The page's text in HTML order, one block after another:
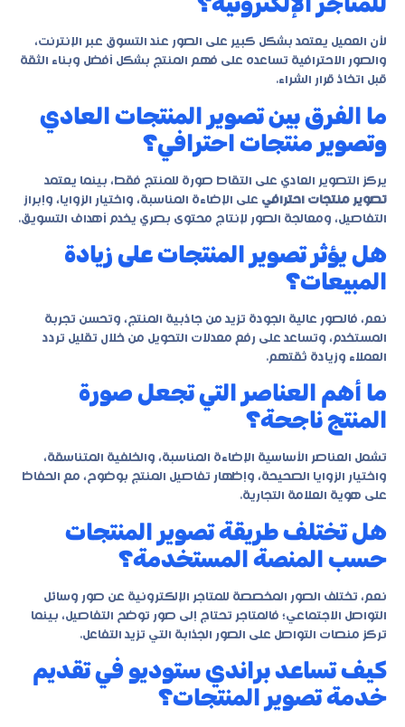
لأن العميل يعتمد بشكل كبير على الصور عند التسوق عبر الإنترنت،
والصور الاحترافية تساعده على فهم المنتج بشكل أفضل وبناء الثقة
قبل اتخاذ قرار الشراء.
ما الفرق بين تصوير المنتجات العادي
وتصوير منتجات احترافي؟
يركز التصوير العادي على التقاط صورة للمنتج فقط، بينما يعتمد
تصوير منتجات احترافي على الإضاءة المناسبة، واختيار الزوايا، وإبراز
التفاصيل، ومعالجة الصور لإنتاج محتوى بصري يخدم أهداف التسويق.
هل يؤثر تصوير المنتجات على زيادة
المبيعات؟
نعم، فالصور عالية الجودة تزيد من جاذبية المنتج، وتحسن تجربة
المستخدم، وتساعد على رفع معدلات التحويل من خلال تقليل تردد
العملاء وزيادة ثقتهم.
ما أهم العناصر التي تجعل صورة
المنتج ناجحة؟
تشمل العناصر الأساسية الإضاءة المناسبة، والخلفية المتناسقة،
واختيار الزوايا الصحيحة، وإظهار تفاصيل المنتج بوضوح، مع الحفاظ
على هوية العلامة التجارية.
هل تختلف طريقة تصوير المنتجات
حسب المنصة المستخدمة؟
نعم، تختلف الصور المخصصة للمتاجر الإلكترونية عن صور وسائل
التواصل الاجتماعي؛ فالمتاجر تحتاج إلى صور توضح التفاصيل، بينما
تركز منصات التواصل على الصور الجذابة التي تزيد التفاعل.
كيف تساعد براندي ستوديو في تقديم
خدمة تصوير المنتجات؟